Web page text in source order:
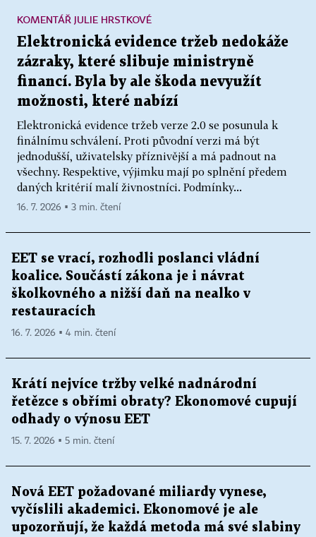
Elektronická evidence tržeb nedokáže
zázraky, které slibuje ministryně
financí. Byla by ale škoda nevyužít
možnosti, které nabízí
Elektronická evidence tržeb verze 2.0 se posunula k
finálnímu schválení. Proti původní verzi má být
jednodušší, uživatelsky příznivější a má padnout na
všechny. Respektive, výjimku mají po splnění předem
daných kritérií malí živnostníci. Podmínky...
KOMENTÁŘ JULIE HRSTKOVÉ
16. 7. 2026 ▪ 3 min. čtení
EET se vrací, rozhodli poslanci vládní
koalice. Součástí zákona je i návrat
školkovného a nižší daň na nealko v
restauracích
16. 7. 2026 ▪ 4 min. čtení
Krátí nejvíce tržby velké nadnárodní
řetězce s obřími obraty? Ekonomové cupují
odhady o výnosu EET
15. 7. 2026 ▪ 5 min. čtení
Nová EET požadované miliardy vynese,
vyčíslili akademici. Ekonomové je ale
upozorňují, že každá metoda má své slabiny